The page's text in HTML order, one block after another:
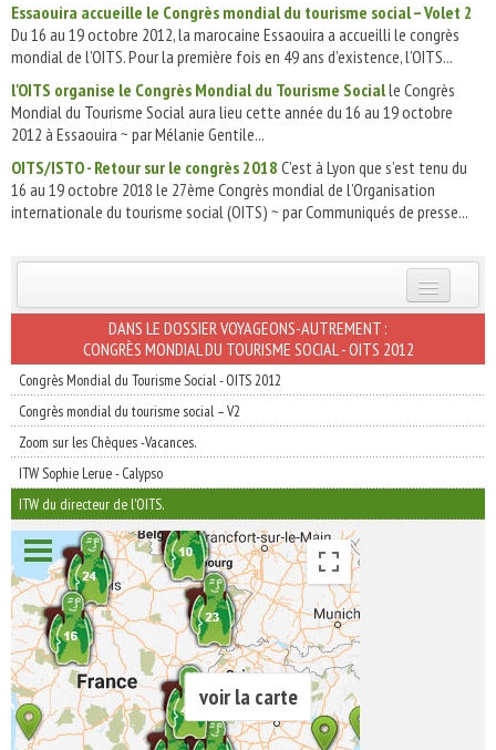
Essaouira accueille le Congrès mondial du tourisme social – Volet 2
Du 16 au 19 octobre 2012, la marocaine Essaouira a accueilli le congrès
mondial de l’OITS. Pour la première fois en 49 ans d’existence, l’OITS...
l'OITS organise le Congrès Mondial du Tourisme Socialle Congrès
Mondial du Tourisme Social aura lieu cette année du 16 au 19 octobre
2012 à Essaouira ~ par Mélanie Gentile...
OITS/ISTO - Retour sur le congrès 2018 C’est à Lyon que s’est tenu du
16 au 19 octobre 2018 le 27ème Congrès mondial de l’Organisation
internationale du tourisme social (OITS) ~ par Communiqués de presse...
INSCRIVEZ-VOUS | ABONNEZ-VOUS
DANS LE DOSSIER VOYAGEONS-AUTREMENT :
CONGRÈS MONDIAL DU TOURISME SOCIAL - OITS 2012
Congrès Mondial du Tourisme Social - OITS 2012
Congrès mondial du tourisme social – V2
Zoom sur les Chèques -Vacances.
ITW Sophie Lerue - Calypso
ITW du directeur de l'OITS.
voir la carte